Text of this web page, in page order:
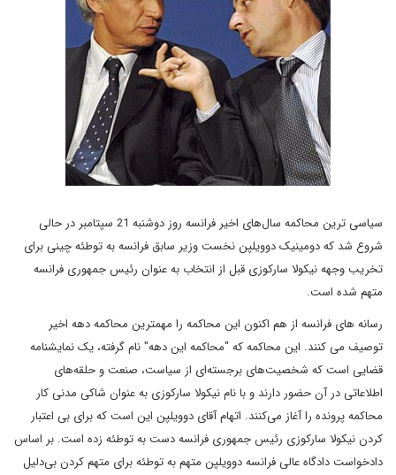
سياسى ترين محاکمه سال‌هاى اخير فرانسه روز دوشنبه 21 سپتامبر در حالى
شروع شد که دومينيک دوويلپن نخست وزير سابق فرانسه به توطئه چينى براى
تخريب وجهه نيکولا سارکوزى قبل از انتخاب به عنوان رئيس جمهوری فرانسه
متهم شده است.
رسانه هاى فرانسه از هم اکنون اين محاکمه را مهمترين محاکمه دهه اخير
توصيف مى کنند. اين محاکمه که "محاکمه اين دهه" نام گرفته، يک نمايشنامه
قضايى است که شخصيت‌هاى برجسته‌اى از سياست، صنعت و حلقه‌هاى
اطلاعاتى در آن حضور دارند و با نام نيکولا سارکوزى به عنوان شاکى مدنى کار
محاکمه پرونده را آغاز می‌کنند. اتهام آقاى دوويلپن اين است که براى بى اعتبار
کردن نيکولا سارکوزى رئيس جمهورى فرانسه دست به توطئه زده است. بر اساس
دادخواست دادگاه عالی فرانسه دوويلپن متهم به توطئه براى متهم کردن بى‌دليل